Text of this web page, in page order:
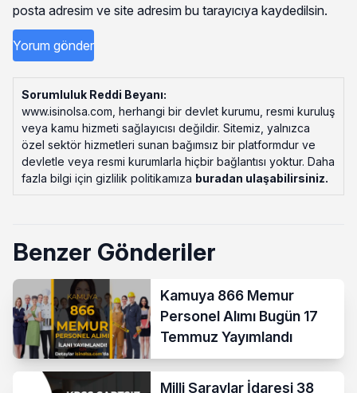
posta adresim ve site adresim bu tarayıcıya kaydedilsin.
Sorumluluk Reddi Beyanı:
www.isinolsa.com, herhangi bir devlet kurumu, resmi kuruluş
veya kamu hizmeti sağlayıcısı değildir. Sitemiz, yalnızca
özel sektör hizmetleri sunan bağımsız bir platformdur ve
devletle veya resmi kurumlarla hiçbir bağlantısı yoktur. Daha
fazla bilgi için gizlilik politikamıza buradan ulaşabilirsiniz.
Benzer Gönderiler
Kamuya 866 Memur
Personel Alımı Bugün 17
Temmuz Yayımlandı
Milli Saraylar İdaresi 38